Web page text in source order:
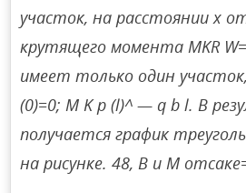
участок, на расстоянии x
крутящего момента MKR
имеет только один
(0)=0; M K p (l)^ — q b l. В
получается график
на рисунке. 48, В и М